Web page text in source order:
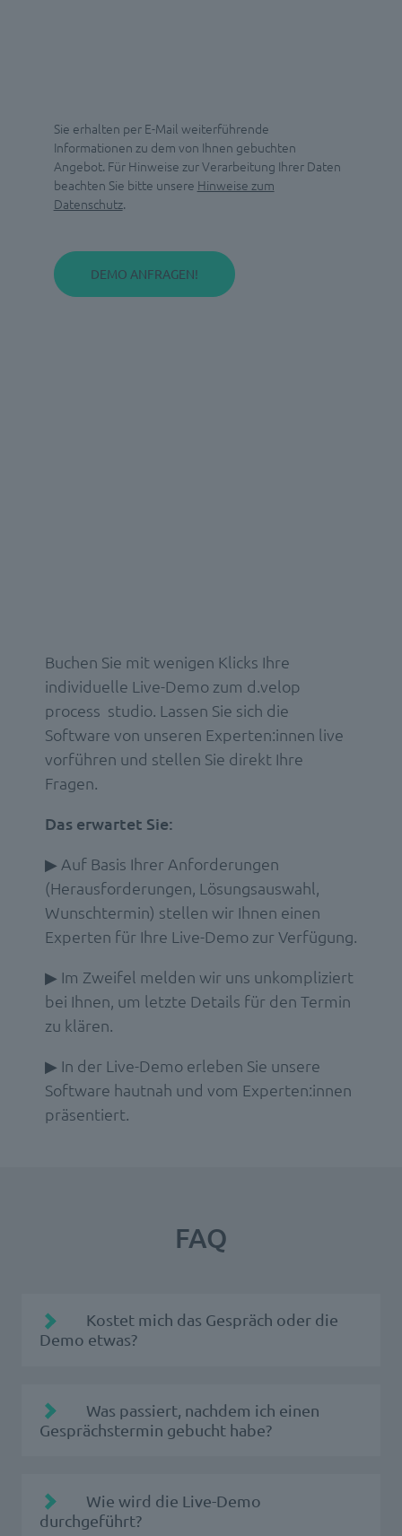
Sie erhalten per E-Mail weiterführende
Informationen zu dem von Ihnen gebuchten
Angebot. Für Hinweise zur Verarbeitung Ihrer Daten
beachten Sie bitte unsere Hinweise zum
Datenschutz.
Buchen Sie mit wenigen Klicks Ihre
individuelle Live-Demo zum d.velop
process studio. Lassen Sie sich die
Software von unseren Experten:innen live
vorführen und stellen Sie direkt Ihre
Fragen.
Das erwartet Sie:
▶ Auf Basis Ihrer Anforderungen
(Herausforderungen, Lösungsauswahl,
Wunschtermin) stellen wir Ihnen einen
Experten für Ihre Live-Demo zur Verfügung.
▶ Im Zweifel melden wir uns unkompliziert
bei Ihnen, um letzte Details für den Termin
zu klären.
▶ In der Live-Demo erleben Sie unsere
Software hautnah und vom Experten:innen
präsentiert.
FAQ
Kostet mich das Gespräch oder die
Demo etwas?
Was passiert, nachdem ich einen
Gesprächstermin gebucht habe?
Sie erhalten eine Buchungsbestätigung per
E-Mail. Der passende Ansprechpartner der
Wie wird die Live-Demo
durchgeführt?